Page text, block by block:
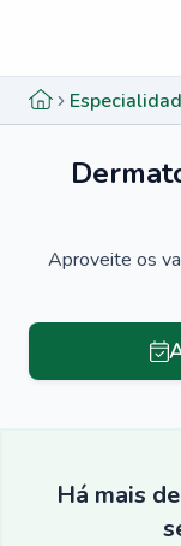
Aproveite os
Há mais